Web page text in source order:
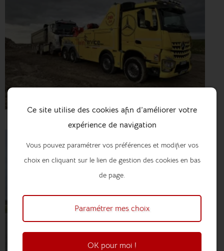
Ce site utilise des cookies afin d’améliorer votre
expérience de navigation
Vous pouvez paramétrer vos préférences et modifier vos
choix en cliquant sur le lien de gestion des cookies en bas
de page.
Paramétrer mes choix
OK pour moi !